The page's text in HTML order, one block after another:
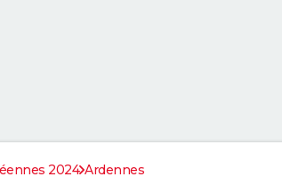
2024 Ardennes